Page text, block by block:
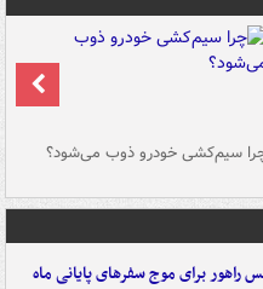
سیم‌کشی خودرو ذوب می‌شود؟
راهور برای موج سفرهای پایانی ماه